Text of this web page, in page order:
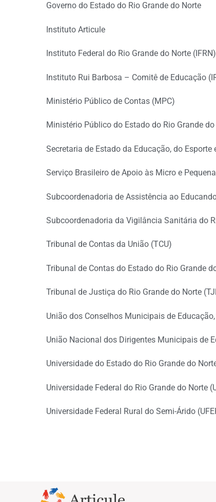
Governo do Estado do Rio Grande do Norte
Instituto Articule
Instituto Federal do Rio Grande do Norte (IFRN)
Instituto Rui Barbosa – Comitê de Educação
Ministério Público de Contas (MPC)
Ministério Público do Estado do Rio Grande
Secretaria de Estado da Educação, do
Serviço Brasileiro de Apoio às Micro e
Subcoordenadoria de Assistência ao
Subcoordenadoria da Vigilância Sanitária do
Tribunal de Contas da União (TCU)
Tribunal de Contas do Estado do Rio Grande
Tribunal de Justiça do Rio Grande do Norte
União dos Conselhos Municipais de
União Nacional dos Dirigentes Municipais de
Universidade do Estado do Rio Grande do
Universidade Federal do Rio Grande do Norte
Universidade Federal Rural do Semi-Árido